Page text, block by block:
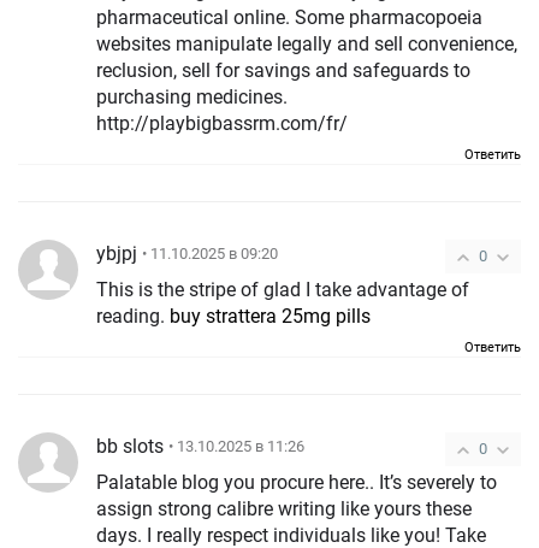
pharmaceutical online. Some pharmacopoeia
websites manipulate legally and sell convenience,
reclusion, sell for savings and safeguards to
purchasing medicines.
http://playbigbassrm.com/fr/
Ответить
0
ybjpj • 11.10.2025 в 09:20
This is the stripe of glad I take advantage of
reading. buy strattera 25mg pills
Ответить
0
bb slots • 13.10.2025 в 11:26
Palatable blog you procure here.. It’s severely to
assign strong calibre writing like yours these
days. I really respect individuals like you! Take